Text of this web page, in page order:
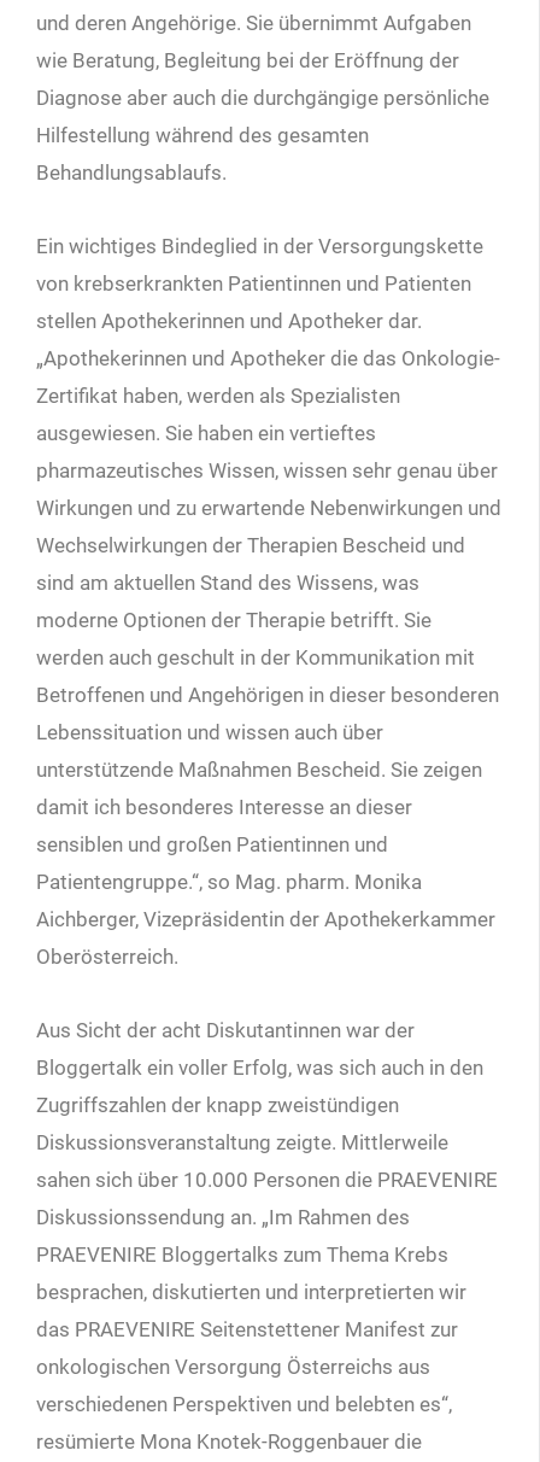
und deren Angehörige. Sie übernimmt Aufgaben
wie Beratung, Begleitung bei der Eröffnung der
Diagnose aber auch die durchgängige persönliche
Hilfestellung während des gesamten
Behandlungsablaufs.
Ein wichtiges Bindeglied in der Versorgungskette
von krebserkrankten Patientinnen und Patienten
stellen Apothekerinnen und Apotheker dar.
„Apothekerinnen und Apotheker die das Onkologie-
Zertifikat haben, werden als Spezialisten
ausgewiesen. Sie haben ein vertieftes
pharmazeutisches Wissen, wissen sehr genau über
Wirkungen und zu erwartende Nebenwirkungen und
Wechselwirkungen der Therapien Bescheid und
sind am aktuellen Stand des Wissens, was
moderne Optionen der Therapie betrifft. Sie
werden auch geschult in der Kommunikation mit
Betroffenen und Angehörigen in dieser besonderen
Lebenssituation und wissen auch über
unterstützende Maßnahmen Bescheid. Sie zeigen
damit ich besonderes Interesse an dieser
sensiblen und großen Patientinnen und
Patientengruppe.“, so Mag. pharm. Monika
Aichberger, Vizepräsidentin der Apothekerkammer
Oberösterreich.
Aus Sicht der acht Diskutantinnen war der
Bloggertalk ein voller Erfolg, was sich auch in den
Zugriffszahlen der knapp zweistündigen
Diskussionsveranstaltung zeigte. Mittlerweile
sahen sich über 10.000 Personen die PRAEVENIRE
Diskussionssendung an. „Im Rahmen des
PRAEVENIRE Bloggertalks zum Thema Krebs
besprachen, diskutierten und interpretierten wir
das PRAEVENIRE Seiten­stettener Manifest zur
onkologischen Versorgung Österreichs aus
verschiedenen Perspektiven und belebten es“,
resümierte Mona Knotek-Roggenbauer die